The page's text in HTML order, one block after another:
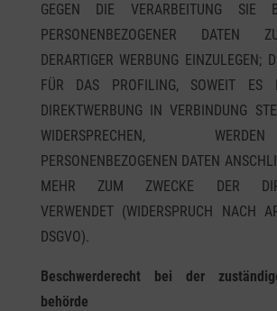
GEGEN DIE VERARBEITUNG SIE
PERSONENBEZOGENER DATEN
DERARTIGER WERBUNG EINZULEGEN;
FÜR DAS PROFILING, SOWEIT ES
DIREKTWERBUNG IN VERBINDUNG
WIDERSPRECHEN,
PERSONENBEZOGENEN DATEN
MEHR ZUM ZWECKE DER
VERWENDET (WIDERSPRUCH NACH
DSGVO).
Beschwerde­recht bei der
behörde